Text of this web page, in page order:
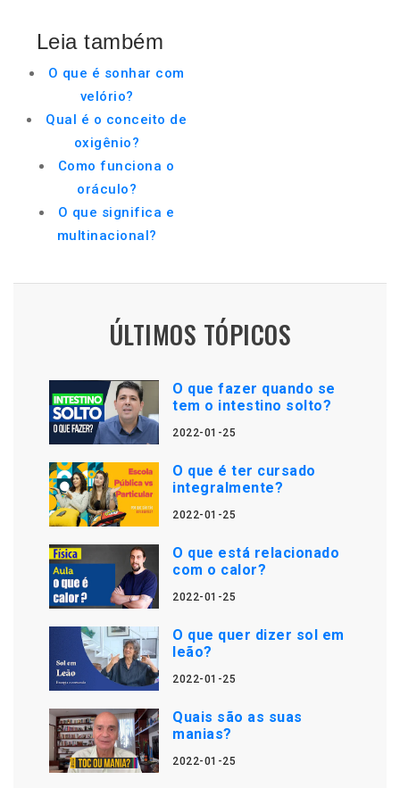
Leia também
O que é sonhar com
velório?
Qual é o conceito de
oxigênio?
Como funciona o
oráculo?
O que significa e
multinacional?
ÚLTIMOS TÓPICOS
O que fazer quando se
tem o intestino solto?
2022-01-25
O que é ter cursado
integralmente?
2022-01-25
O que está relacionado
com o calor?
2022-01-25
O que quer dizer sol em
leão?
2022-01-25
Quais são as suas
manias?
2022-01-25